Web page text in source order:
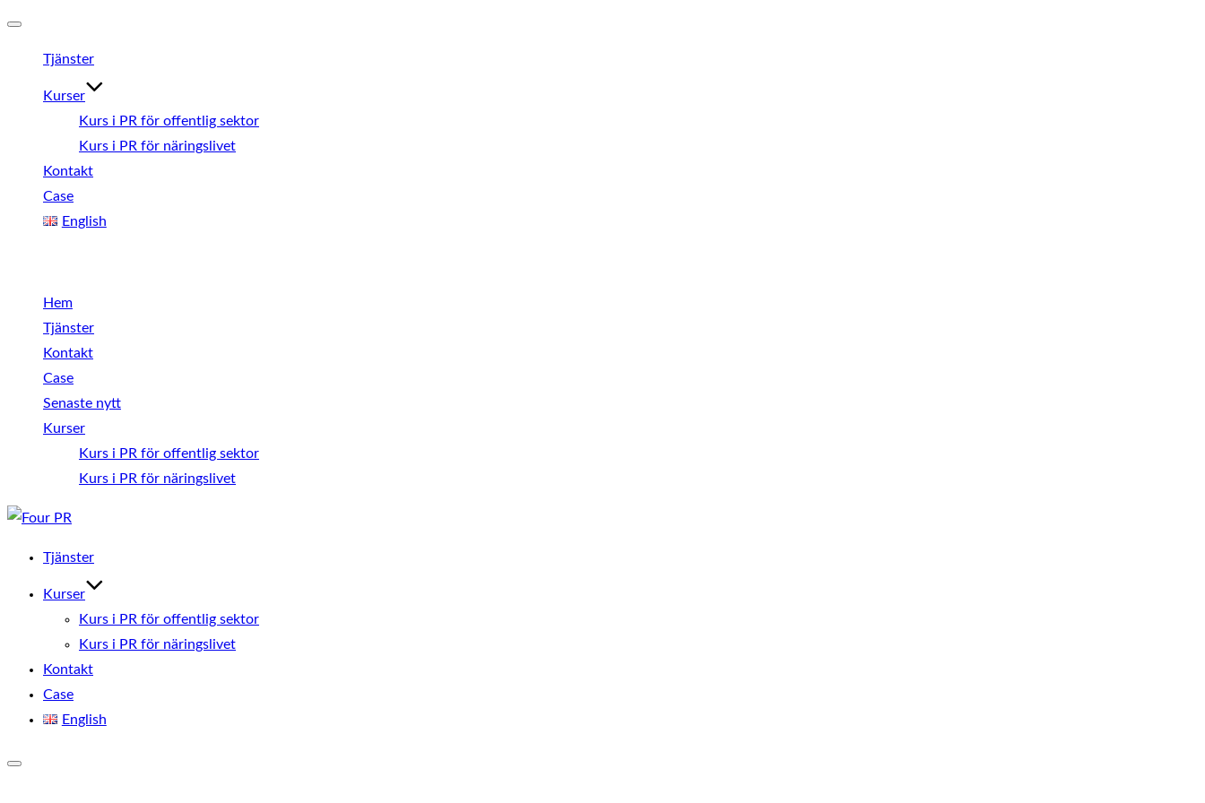
på/avTjänster
Kurser
Kurs i PR för offentlig sektor
Kurs i PR för näringslivet
Kontakt
Case
English
Hem
Tjänster
Kontakt
Case
Senaste nytt
Kurser
Kurs i PR för offentlig sektor
Kurs i PR för näringslivet
Hoppa
innehåll
Tjänster
Kurser
Kurs i PR för offentlig sektor
Kurs i PR för näringslivet
Kontakt
Case
English